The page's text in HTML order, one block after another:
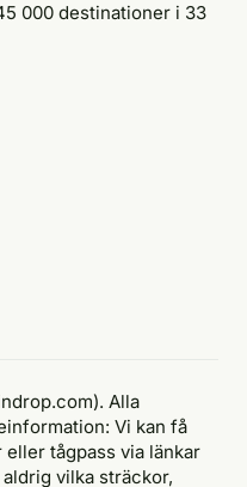
000 destinationer i 33
Alla
Vi kan få
tågpass via länkar
vilka sträckor,